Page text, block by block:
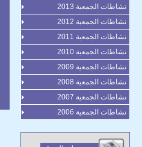
نشاطات الجمعية 2013
نشاطات الجمعية 2012
نشاطات الجمعية 2011
نشاطات الجمعية 2010
نشاطات الجمعية 2009
نشاطات الجمعية 2008
نشاطات الجمعية 2007
نشاطات الجمعية 2006